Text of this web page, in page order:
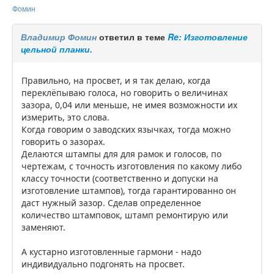
Фомин
Владимир Фомин ответил в теме Re: Изготовление
цельной планки.
Правильно, на просвет, и я так делаю, когда
переклёпываю голоса, но говорить о величинах
зазора, 0,04 или меньше, не имея возможности их
измерить, это слова.
Когда говорим о заводских язычках, тогда можно
говорить о зазорах.
Делаются штампы для для рамок и голосов, по
чертежам, с точность изготовления по какому либо
классу точности (соответственно и допуски на
изготовление штампов), тогда гарантированно он
даст нужный зазор. Сделав определенное
количество штамповок, штамп ремонтирую или
заменяют.
А кустарно изготовленные гармони - надо
индивидуально подгонять на просвет.